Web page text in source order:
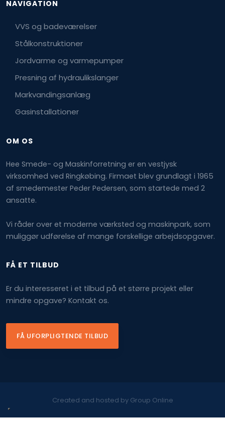
NAVIGATION​
​VVS og badeværelser
Stålkonstruktioner
Jordvarme og varmepumper
Presning af hydraulikslanger
Markvandingsanlæg
Gasinstallationer​
​OM OS
Hee Smede- og Maskinforretning er en vestjysk
virksomhed ved Ringkøbing. Firmaet blev grundlagt i 1965
af smedemester Peder Pedersen, som startede med 2
ansatte.
Vi råder over et moderne værksted og maskinpark, som
muliggør udførelse af mange forskellige arbejdsopgaver.
FÅ ET TILBUD
​Er du interesseret i et tilbud på et større projekt eller
mindre opgave? Kontakt os.
FÅ UFORPLIGTENDE TILBUD
Created and hosted by Group Online